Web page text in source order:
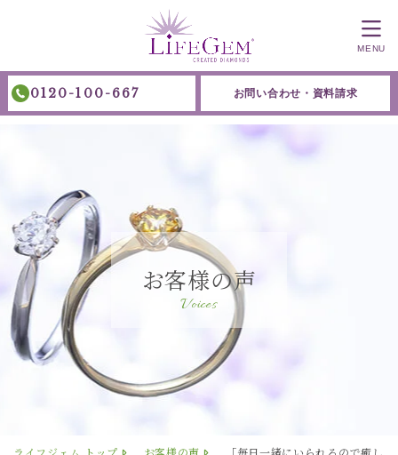
0120-100-667 お問い合わせ・資料請求
MENU
お客様の声
Voices
ライフジェム トップ お客様の声
「毎日一緒にいられるので癒し